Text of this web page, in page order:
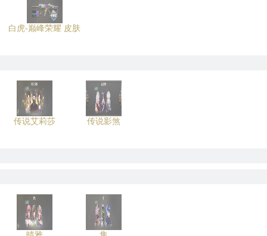
白虎-巅峰荣耀 皮肤
传说艾莉莎 传说影煞